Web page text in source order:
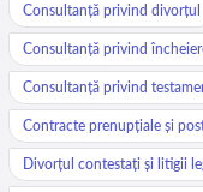
Consultanță privind divorțul
Consultanță privind
Consultanță privind
Contracte prenupțiale și
Divorțul contestați și litigii